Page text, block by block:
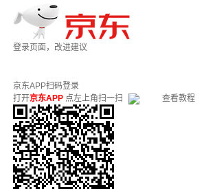
登录页面，改进建议
京东APP扫码登录
打开京东APP 点左上角扫一扫 查看教程